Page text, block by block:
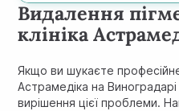
Видалення
клініка
Якщо ви шукаєте професійне
Астрамедiка на
вирішення цієї проблеми.